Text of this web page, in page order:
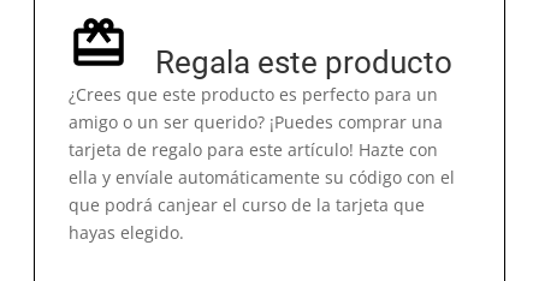
Regala este producto
¿Crees que este producto es perfecto para un
amigo o un ser querido? ¡Puedes comprar una
tarjeta de regalo para este artículo! Hazte con
ella y envíale automáticamente su código con el
que podrá canjear el curso de la tarjeta que
hayas elegido.